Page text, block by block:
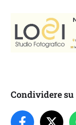
Condividere su